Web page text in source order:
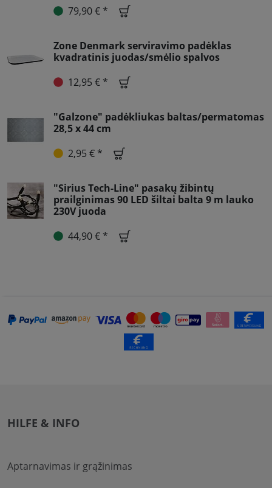
79,90 € *
Zone Denmark serviravimo padėklas
kvadratinis juodas/smėlio spalvos
12,95 € *
"Galzone" padėkliukas baltas/permatomas
28,5 x 44 cm
2,95 € *
"Sirius Tech-Line" pasakų žibintų
prailginimas 90 LED šiltai balta 9 m lauko
230V juoda
44,90 € *
HILFE & INFO
Aptarnavimas ir grąžinimas